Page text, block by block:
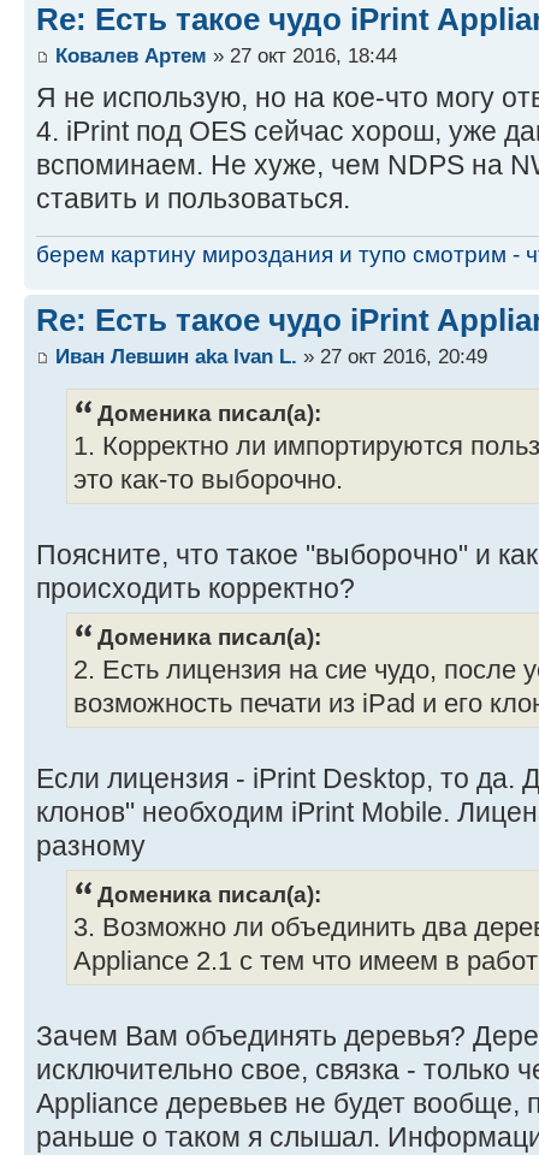
Re: Есть такое чудо iPrint
Ковалев Артем » 27 окт 2016, 18:44
Я не использую, но на кое-что могу
4. iPrint под OES сейчас хорош, уже
вспоминаем. Не хуже, чем NDPS на
ставить и пользоваться.
берем картину мироздания и тупо смотрим -
Re: Есть такое чудо iPrint
Иван Левшин aka Ivan L. » 27 окт 2016, 20:49
Доменика писал(а):
1. Корректно ли импортируются
это как-то выборочно.
Поясните, что такое "выборочно" и
происходить корректно?
Доменика писал(а):
2. Есть лицензия на сие чудо, после
возможность печати из iPad и его
Если лицензия - iPrint Desktop, то да.
клонов" необходим iPrint Mobile.
разному
Доменика писал(а):
3. Возможно ли объединить два
Appliance 2.1 с тем что имеем в
Зачем Вам объединять деревья?
исключительно свое, связка - только
Appliance деревьев не будет вообще,
раньше о таком я слышал.